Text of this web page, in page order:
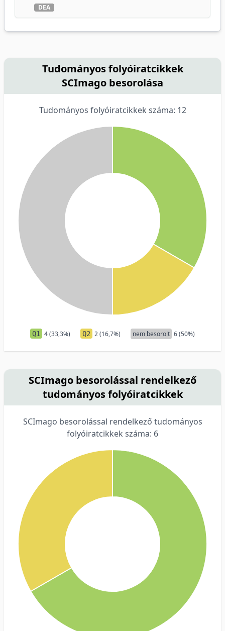
DEA
Tudományos folyóiratcikkek
SCImago besorolása
Tudományos folyóiratcikkek száma: 12
Q1 4 (33,3%) Q2 2 (16,7%) nem besorolt 6 (50%)
SCImago besorolással rendelkező
tudományos folyóiratcikkek
SCImago besorolással rendelkező tudományos
folyóiratcikkek száma: 6